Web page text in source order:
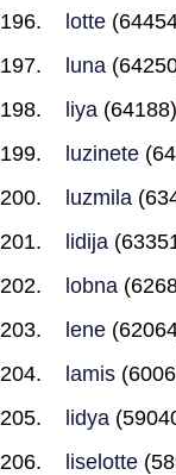
lotte
luna
liya (64188)
luzinete
luzmila
lidija
lobna
lene
lamis
lidya
liselotte